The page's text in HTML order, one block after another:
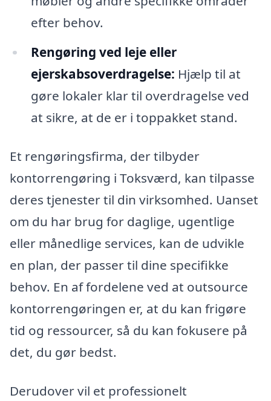
efter behov.
Rengøring ved leje eller
ejerskabsoverdragelse: Hjælp til at
gøre lokaler klar til overdragelse ved
at sikre, at de er i toppakket stand.
Et rengøringsfirma, der tilbyder
kontorrengøring i Toksværd, kan tilpasse
deres tjenester til din virksomhed. Uanset
om du har brug for daglige, ugentlige
eller månedlige services, kan de udvikle
en plan, der passer til dine specifikke
behov. En af fordelene ved at outsource
kontorrengøringen er, at du kan frigøre
tid og ressourcer, så du kan fokusere på
det, du gør bedst.
Derudover vil et professionelt